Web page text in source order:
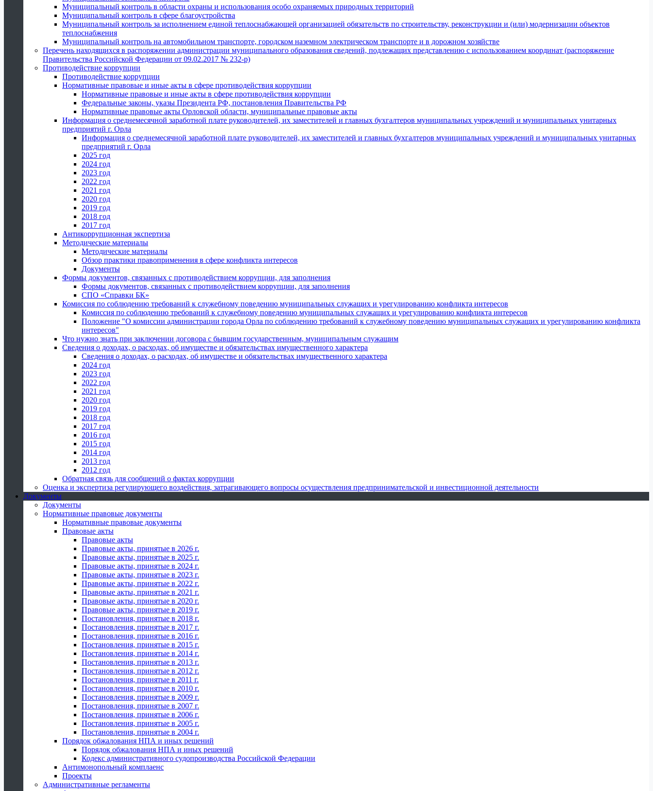
Муниципальный контроль в области охраны и использования особо охраняемых природных территорий
Муниципальный контроль в сфере благоустройства
Муниципальный контроль за исполнением единой теплоснабжающей организацией обязательств по строительству, реконструкции и (или) модернизации объектов
теплоснабжения
Муниципальный контроль на автомобильном транспорте, городском наземном электрическом транспорте и в дорожном хозяйстве
Перечень находящихся в распоряжении администрации муниципального образования сведений, подлежащих представлению с использованием координат (распоряжение
Правительства Российской Федерации от 09.02.2017 № 232-р)
Противодействие коррупции
Противодействие коррупции
Нормативные правовые и иные акты в сфере противодействия коррупции
Нормативные правовые и иные акты в сфере противодействия коррупции
Федеральные законы, указы Президента РФ, постановления Правительства РФ
Нормативные правовые акты Орловской области, муниципальные правовые акты
Информация о среднемесячной заработной плате руководителей, их заместителей и главных бухгалтеров муниципальных учреждений и муниципальных унитарных
предприятий г. Орла
Информация о среднемесячной заработной плате руководителей, их заместителей и главных бухгалтеров муниципальных учреждений и муниципальных унитарных
предприятий г. Орла
2025 год
2024 год
2023 год
2022 год
2021 год
2020 год
2019 год
2018 год
2017 год
Антикоррупционная экспертиза
Методические материалы
Методические материалы
Обзор практики правоприменения в сфере конфликта интересов
Документы
Формы документов, связанных с противодействием коррупции, для заполнения
Формы документов, связанных с противодействием коррупции, для заполнения
СПО «Справки БК»
Комиссия по соблюдению требований к служебному поведению муниципальных служащих и урегулированию конфликта интересов
Комиссия по соблюдению требований к служебному поведению муниципальных служащих и урегулированию конфликта интересов
Положение "О комиссии администрации города Орла по соблюдению требований к служебному поведению муниципальных служащих и урегулированию конфликта
интересов"
Что нужно знать при заключении договора с бывшим государственным, муниципальным служащим
Сведения о доходах, о расходах, об имуществе и обязательствах имущественного характера
Сведения о доходах, о расходах, об имуществе и обязательствах имущественного характера
2024 год
2023 год
2022 год
2021 год
2020 год
2019 год
2018 год
2017 год
2016 год
2015 год
2014 год
2013 год
2012 год
Обратная связь для сообщений о фактах коррупции
Оценка и экспертиза регулирующего воздействия, затрагивающего вопросы осуществления предпринимательской и инвестиционной деятельности
Документы
Документы
Нормативные правовые документы
Нормативные правовые документы
Правовые акты
Правовые акты
Правовые акты, принятые в 2026 г.
Правовые акты, принятые в 2025 г.
Правовые акты, принятые в 2024 г.
Правовые акты, принятые в 2023 г.
Правовые акты, принятые в 2022 г.
Правовые акты, принятые в 2021 г.
Правовые акты, принятые в 2020 г.
Правовые акты, принятые в 2019 г.
Постановления, принятые в 2018 г.
Постановления, принятые в 2017 г.
Постановления, принятые в 2016 г.
Постановления, принятые в 2015 г.
Постановления, принятые в 2014 г.
Постановления, принятые в 2013 г.
Постановления, принятые в 2012 г.
Постановления, принятые в 2011 г.
Постановления, принятые в 2010 г.
Постановления, принятые в 2009 г.
Постановления, принятые в 2007 г.
Постановления, принятые в 2006 г.
Постановления, принятые в 2005 г.
Постановления, принятые в 2004 г.
Порядок обжалования НПА и иных решений
Порядок обжалования НПА и иных решений
Кодекс административного судопроизводства Российской Федерации
Антимонопольный комплаенс
Проекты
Административные регламенты